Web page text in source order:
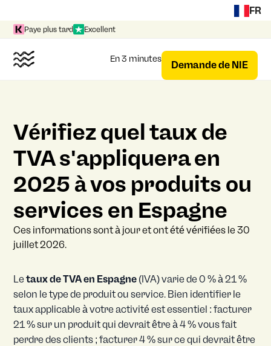
FR
Paye plus tard Excellent
En 3 minutes Demande de NIE
Vérifiez quel taux de
TVA s'appliquera en
2025 à vos produits ou
services en Espagne
Ces informations sont à jour et ont été vérifiées le 30
juillet 2026.
Letaux de TVA en Espagne (IVA) varie de 0 % à 21 %
selon le type de produit ou service. Bien identifier le
taux applicable à votre activité est essentiel : facturer
21 % sur un produit qui devrait être à 4 % vous fait
perdre des clients ; facturer 4 % sur ce qui devrait être